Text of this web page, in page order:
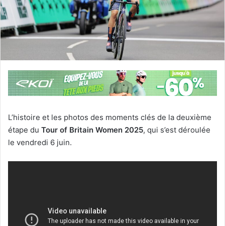
L’histoire et les photos des moments clés de la deuxième
étape du Tour of Britain Women 2025, qui s’est déroulée
le vendredi 6 juin.